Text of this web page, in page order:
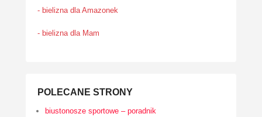
- bielizna dla Amazonek
- bielizna dla Mam
POLECANE STRONY
biustonosze sportowe – poradnik